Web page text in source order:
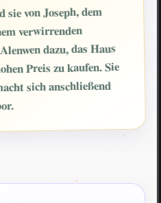
von Joseph, dem
verwirrenden
dazu, das Haus
Preis zu kaufen. Sie
sich anschließend